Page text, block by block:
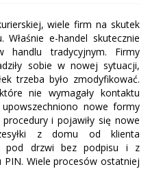
wiele firm na skutek
e-handel skutecznie
handlu tradycyjnym. Firmy
sobie w nowej sytuacji,
trzeba było zmodyfikować.
nie wymagały kontaktu
nowe formy
i pojawiły się nowe
z domu od klienta
pod drzwi bez podpisu i z
Wiele procesów ostatniej